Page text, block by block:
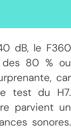
dB, le F360
des 80 % ou
car
test du H7.
parvient un
sonores.